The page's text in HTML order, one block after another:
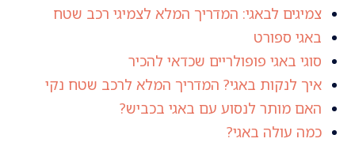
צמיגים לבאגי: המדריך המלא לצמיגי רכב שטח
באגי ספורט
סוגי באגי פופולריים שכדאי להכיר
איך לנקות באגי? המדריך המלא לרכב שטח נקי
האם מותר לנסוע עם באגי בכביש?
כמה עולה באגי?